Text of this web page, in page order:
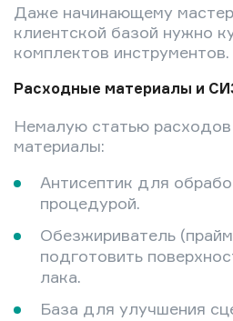
Даже начинающему
клиентской базой нужно
комплектов инструментов.
Расходные материалы и
Немалую статью
материалы:
Антисептик для
процедурой.
Обезжириватель
подготовить
лака.
База для улучшения